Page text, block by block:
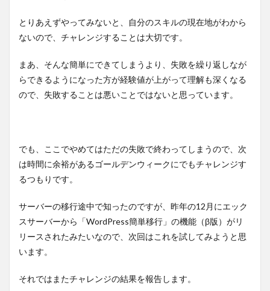
とりあえずやってみないと、自分のスキルの現在地がわから
ないので、チャレンジすることは大切です。
まあ、そんな簡単にできてしまうより、失敗を繰り返しなが
らできるようになった方が経験値が上がって理解も深くなる
ので、失敗することは悪いことではないと思っています。
でも、ここでやめてはただの失敗で終わってしまうので、次
は時間に余裕があるゴールデンウィークにでもチャレンジす
るつもりです。
サーバーの移行途中で知ったのですが、昨年の12月にエック
スサーバーから「WordPress簡単移行」の機能（β版）がリ
リースされたみたいなので、次回はこれを試してみようと思
います。
それではまたチャレンジの結果を報告します。